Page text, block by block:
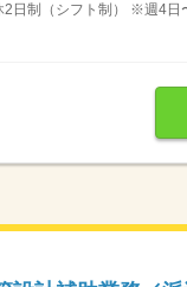
2日制（シフト制） ※週4